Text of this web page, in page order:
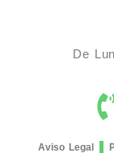
De
Aviso Legal